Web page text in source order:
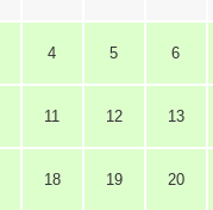
4 5 6
11 12 13
18 19 20